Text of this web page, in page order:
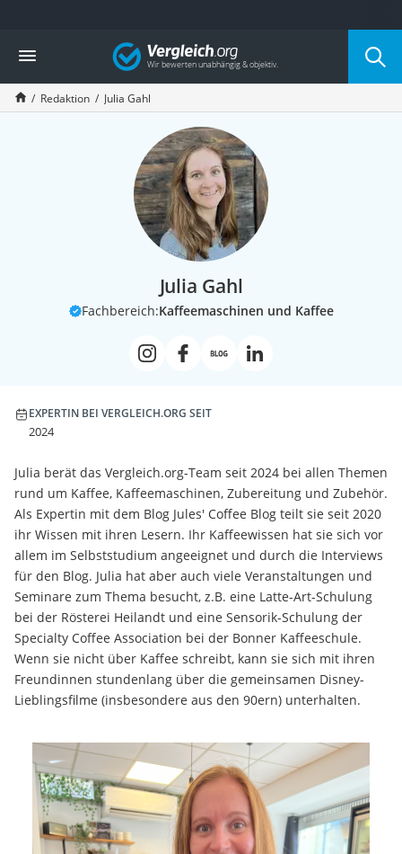
Die beliebtesten Vergleiche nach Kategorie
Service
Vergleich
Redaktion Julia Gahl
Julia Gahl
Fachbereich:Kaffeemaschinen und Kaffee
EXPERTIN BEI VERGLEICH.ORG SEIT
2024
Julia berät das Vergleich.org-Team seit 2024 bei allen Themen
rund um Kaffee, Kaffeemaschinen, Zubereitung und Zubehör.
Als Expertin mit dem Blog Jules' Coffee Blog teilt sie seit 2020
ihr Wissen mit ihren Lesern. Ihr Kaffeewissen hat sie sich vor
allem im Selbststudium angeeignet und durch die Interviews
für den Blog. Julia hat aber auch viele Veranstaltungen und
Seminare zum Thema besucht, z.B. eine Latte-Art-Schulung
bei der Rösterei Heilandt und eine Sensorik-Schulung der
Specialty Coffee Association bei der Bonner Kaffeeschule.
Wenn sie nicht über Kaffee schreibt, kann sie sich mit ihren
Freundinnen stundenlang über die gemeinsamen Disney-
Lieblingsfilme (insbesondere aus den 90ern) unterhalten.